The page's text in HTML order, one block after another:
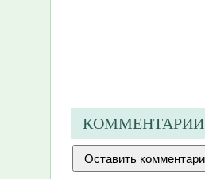
КОММЕНТАРИИ